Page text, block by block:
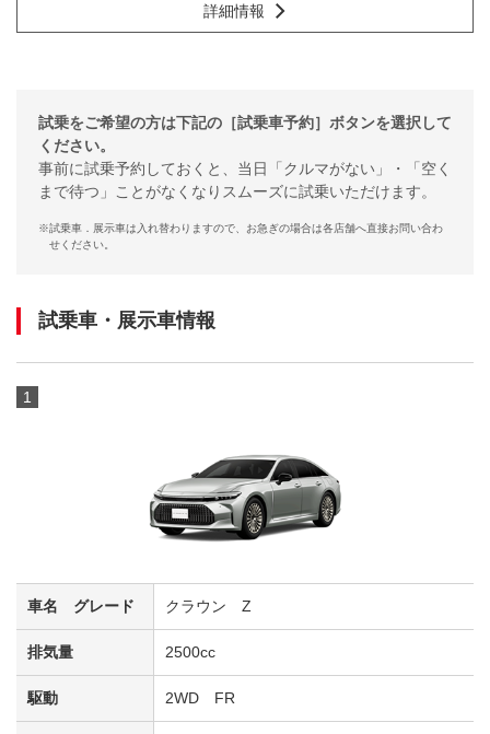
詳細情報
試乗をご希望の方は下記の［試乗車予約］ボタンを選択して
ください。
事前に試乗予約しておくと、当日「クルマがない」・「空く
まで待つ」ことがなくなりスムーズに試乗いただけます。
※試乗車．展示車は入れ替わりますので、お急ぎの場合は各店舗へ直接お問い合わ
せください。
試乗車・展示車情報
1
クラウン Z
2500cc
2WD FR